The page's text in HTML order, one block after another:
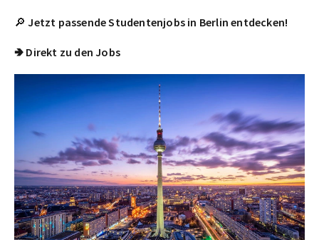
🔎Jetzt passende Studentenjobs in Berlin entdecken!
🢂 Direkt zu den Jobs